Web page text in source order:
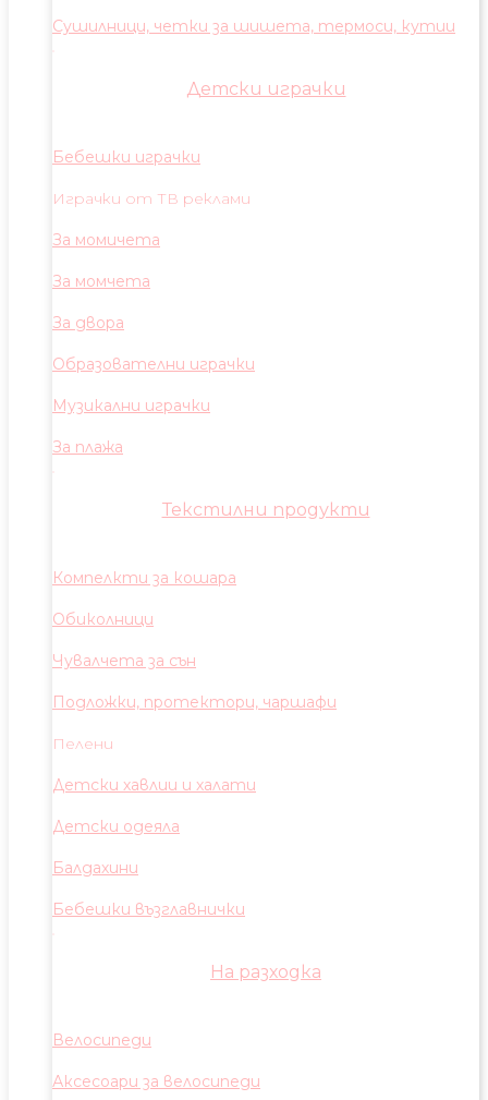
Сушилници, четки за шишета, термоси, кутии
Детски играчки
Бебешки играчки
Играчки от ТВ реклами
За момичета
За момчета
За двора
Образователни играчки
Музикални играчки
За плажа
Текстилни продукти
Компелкти за кошара
Обиколници
Чувалчета за сън
Подложки, протектори, чаршафи
Пелени
Детски хавлии и халати
Детски одеяла
Балдахини
Бебешки възглавнички
На разходка
Велосипеди
Аксесоари за велосипеди